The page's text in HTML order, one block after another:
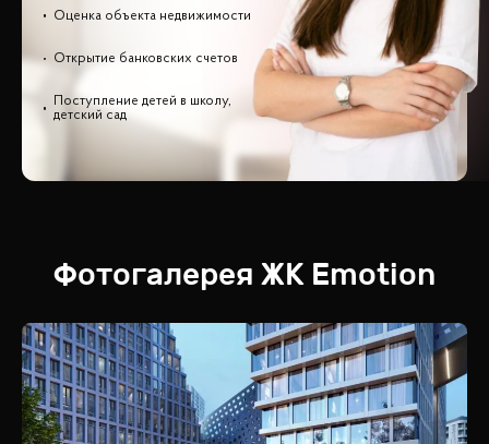
Оценка объекта недвижимости
Открытие банковских счетов
Поступление детей в школу,
детский сад
Фотогалерея ЖК Emotion